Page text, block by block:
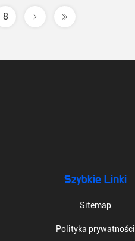
8
Szybkie Linki
Sitemap
Polityka prywatności